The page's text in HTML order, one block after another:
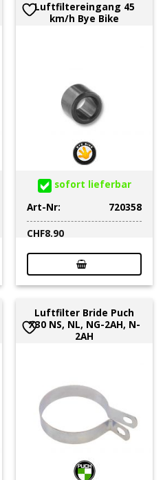
Luftfiltereingang 45
km/h Bye Bike
sofort lieferbar
Art-Nr:
720358
CHF8.90
Luftfilter Bride Puch
X30 NS, NL, NG-2AH, N-
2AH